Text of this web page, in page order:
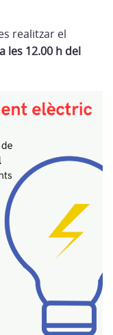
realitzar el
les 12.00 h del